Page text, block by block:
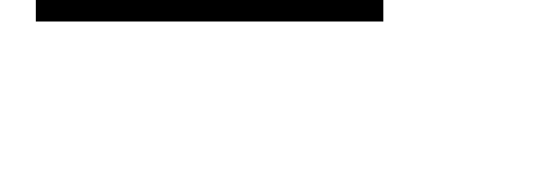
eine junge,